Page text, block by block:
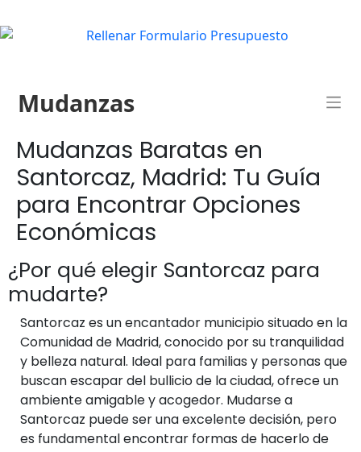
Mudanzas
Mudanzas Baratas en
Santorcaz, Madrid: Tu Guía
para Encontrar Opciones
Económicas
¿Por qué elegir Santorcaz para
mudarte?
Santorcaz es un encantador municipio situado en la
Comunidad de Madrid, conocido por su tranquilidad
y belleza natural. Ideal para familias y personas que
buscan escapar del bullicio de la ciudad, ofrece un
ambiente amigable y acogedor. Mudarse a
Santorcaz puede ser una excelente decisión, pero
es fundamental encontrar formas de hacerlo de